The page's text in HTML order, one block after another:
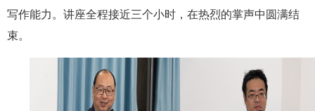
写作能力。讲座全程接近三个小时，在热烈的掌声中圆满结
束。